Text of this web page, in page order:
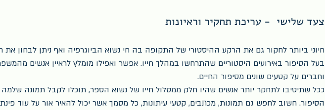
צעד שלישי  - עריכת תחקיר וראיונות
חיוני ביותר לחקור גם את הרקע ההיסטורי של התקופה בה חי נשוא הביוגרפיה ואף ניתן לבחון את
בעל הסיפור באירועים היסטוריים שהתרחשו במהלך חייו. אפשר ואפילו מומלץ לראיין אנשים
וחברים על קטעים שונים מסיפור החיים.
ככל שתיטיבו לתחקר יותר אנשים שהיו חלק ממסלול חייו של נשוא הספר, תוכלו לקבל תמונה
הסיפור. חשוב לחפש גם תמונות, מכתבים, קטעי עיתונות, כל מסמך אשר יכול להאיר אור על עוד פינת